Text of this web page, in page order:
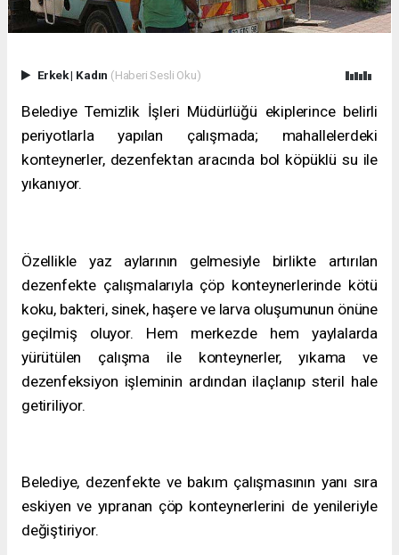
Erkek| Kadın (Haberi Sesli Oku)
Belediye Temizlik İşleri Müdürlüğü ekiplerince belirli
periyotlarla yapılan çalışmada; mahallelerdeki
konteynerler, dezenfektan aracında bol köpüklü su ile
yıkanıyor.
Özellikle yaz aylarının gelmesiyle birlikte artırılan
dezenfekte çalışmalarıyla çöp konteynerlerinde kötü
koku, bakteri, sinek, haşere ve larva oluşumunun önüne
geçilmiş oluyor. Hem merkezde hem yaylalarda
yürütülen çalışma ile konteynerler, yıkama ve
dezenfeksiyon işleminin ardından ilaçlanıp steril hale
getiriliyor.
Belediye, dezenfekte ve bakım çalışmasının yanı sıra
eskiyen ve yıpranan çöp konteynerlerini de yenileriyle
değiştiriyor.